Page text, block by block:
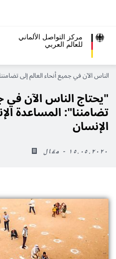
مركز التواصل الألماني
للعالم العربي
الناس الآن في جميع أنحاء العالم إلى
"يحتاج الناس الآن في
تضامننا": المساعدة
الإنسان
١٥.٠٥.٢٠٢٠ - مقال